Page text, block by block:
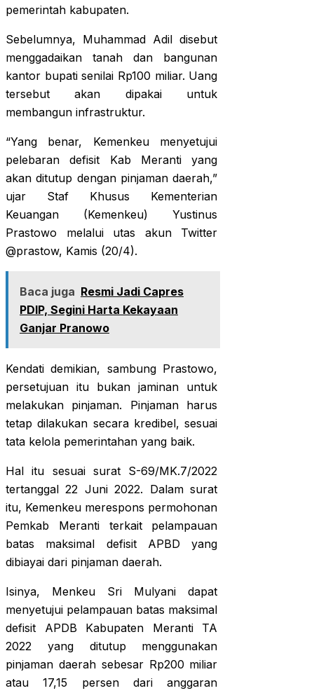
pemerintah kabupaten.
Sebelumnya, Muhammad Adil disebut
menggadaikan tanah dan bangunan
kantor bupati senilai Rp100 miliar. Uang
tersebut akan dipakai untuk
membangun infrastruktur.
“Yang benar, Kemenkeu menyetujui
pelebaran defisit Kab Meranti yang
akan ditutup dengan pinjaman daerah,”
ujar Staf Khusus Kementerian
Keuangan (Kemenkeu) Yustinus
Prastowo melalui utas akun Twitter
@prastow, Kamis (20/4).
Baca juga Resmi Jadi Capres
PDIP, Segini Harta Kekayaan
Ganjar Pranowo
Kendati demikian, sambung Prastowo,
persetujuan itu bukan jaminan untuk
melakukan pinjaman. Pinjaman harus
tetap dilakukan secara kredibel, sesuai
tata kelola pemerintahan yang baik.
Hal itu sesuai surat S-69/MK.7/2022
tertanggal 22 Juni 2022. Dalam surat
itu, Kemenkeu merespons permohonan
Pemkab Meranti terkait pelampauan
batas maksimal defisit APBD yang
dibiayai dari pinjaman daerah.
Isinya, Menkeu Sri Mulyani dapat
menyetujui pelampauan batas maksimal
defisit APDB Kabupaten Meranti TA
2022 yang ditutup menggunakan
pinjaman daerah sebesar Rp200 miliar
atau 17,15 persen dari anggaran